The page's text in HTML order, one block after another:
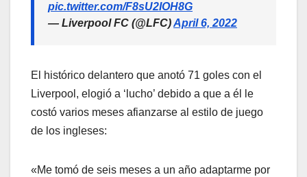
pic.twitter.com/F8sU2IOH8G
— Liverpool FC (@LFC)April 6, 2022
El histórico delantero que anotó 71 goles con el
Liverpool, elogió a ‘lucho’ debido a que a él le
costó varios meses afianzarse al estilo de juego
de los ingleses:
«Me tomó de seis meses a un año adaptarme por